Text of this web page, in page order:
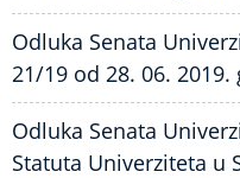
Odluka Senata
21/19 od 28. 06. 2019.
Odluka Senata
Statuta Univerziteta u